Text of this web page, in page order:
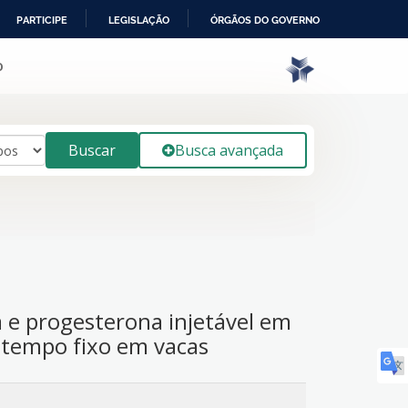
PARTICIPE LEGISLAÇÃO ÓRGÃOS DO GOVERNO
Buscar Busca avançada
progesterona injetável em
fixo em vacas